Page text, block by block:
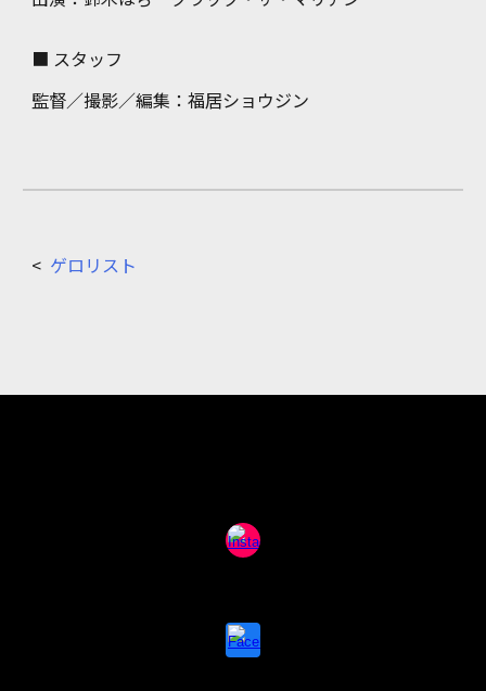
■ スタッフ
監督／撮影／編集：福居ショウジン
< ゲロリスト